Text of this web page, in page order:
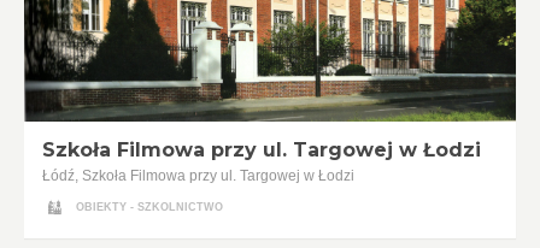
Szkoła Filmowa przy ul. Targowej w Łodzi
Łódź, Szkoła Filmowa przy ul. Targowej w Łodzi
OBIEKTY - SZKOLNICTWO